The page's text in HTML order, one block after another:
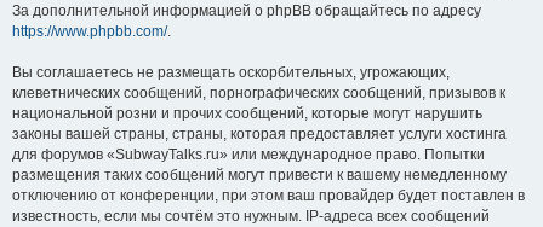
За дополнительной информацией о phpBB обращайтесь по адресу
https://www.phpbb.com/.
Вы соглашаетесь не размещать оскорбительных, угрожающих,
клеветнических сообщений, порнографических сообщений, призывов к
национальной розни и прочих сообщений, которые могут нарушить
законы вашей страны, страны, которая предоставляет услуги хостинга
для форумов «SubwayTalks.ru» или международное право. Попытки
размещения таких сообщений могут привести к вашему немедленному
отключению от конференции, при этом ваш провайдер будет поставлен в
известность, если мы сочтём это нужным. IP-адреса всех сообщений